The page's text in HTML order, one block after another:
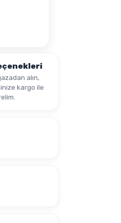
alın,
kargo ile